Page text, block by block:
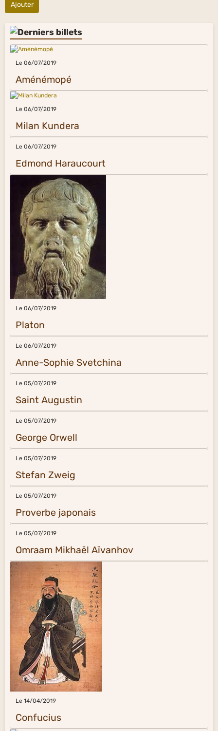
Ajouter
Le 06/07/2019
Aménémopé
Le 06/07/2019
Milan Kundera
Le 06/07/2019
Edmond Haraucourt
Le 06/07/2019
Platon
Le 06/07/2019
Anne-Sophie Svetchina
Le 05/07/2019
Saint Augustin
Le 05/07/2019
George Orwell
Le 05/07/2019
Stefan Zweig
Le 05/07/2019
Proverbe japonais
Le 05/07/2019
Omraam Mikhaël Aïvanhov
Le 14/04/2019
Confucius